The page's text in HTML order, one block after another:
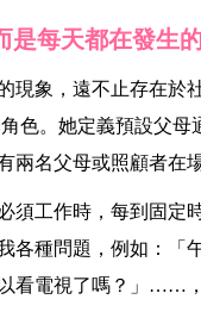
是每天都在發生
現象，遠不止存在於
色。她定義預設父
兩名父母或照顧者在
須工作時，每到固定
各種問題，例如：「
看電視了嗎？」 ……